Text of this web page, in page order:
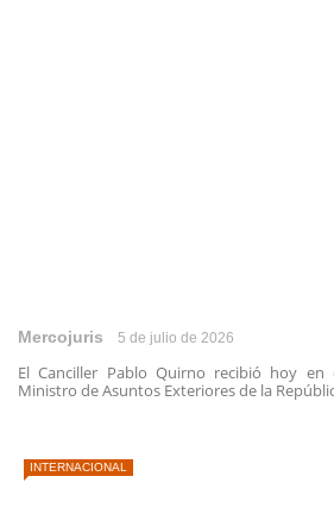
Mercojuris 5 de julio de 2026
El Canciller Pablo Quirno recibió hoy
Ministro de Asuntos Exteriores de la
INTERNACIONAL